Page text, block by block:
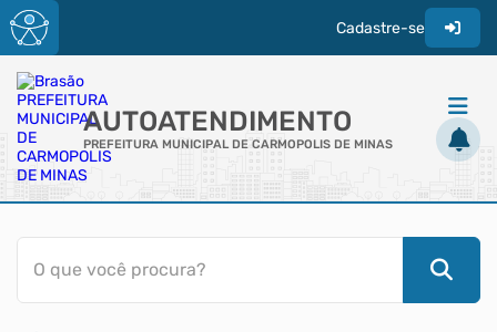
Cadastre-se
AUTOATENDIMENTO
PREFEITURA MUNICIPAL DE CARMOPOLIS DE MINAS
ACESSO RÁPIDO
Acessibilidade
O que você procura?